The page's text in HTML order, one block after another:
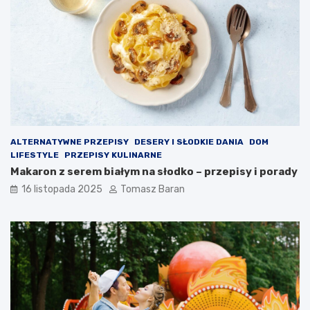
ALTERNATYWNE PRZEPISY DESERY I SŁODKIE DANIA
DOM
LIFESTYLE
PRZEPISY KULINARNE
Makaron z serem białym na słodko – przepisy i porady
16 listopada 2025 Tomasz Baran